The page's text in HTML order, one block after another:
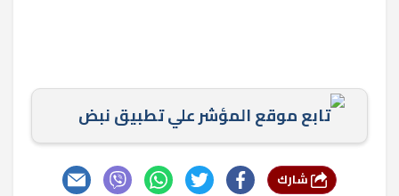
تابع موقع المؤشر علي تطبيق نبض